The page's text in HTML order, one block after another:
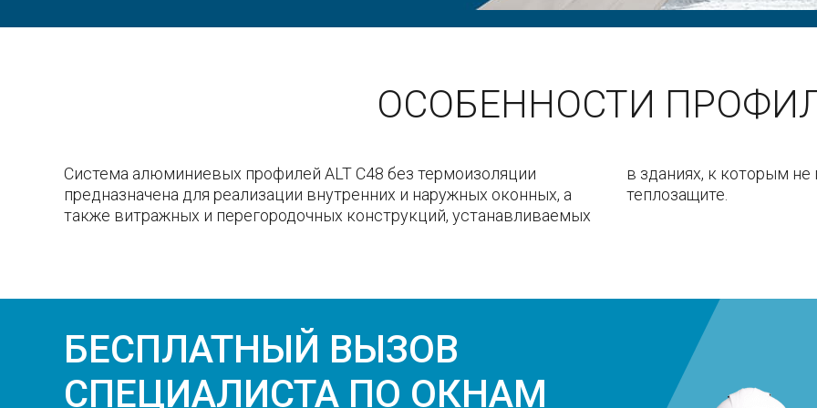
ОСОБЕННОСТИ
Система алюминиевых профилей ALT C48 без термоизоляции
предназначена для реализации внутренних и наружных оконных, а
также витражных и перегородочных конструкций, устанавливаемых
в зданиях, к которым не предъявляются требования по повышенной
теплозащите.
БЕСПЛАТНЫЙ ВЫЗОВ
СПЕЦИАЛИСТА ПО ОКНАМ